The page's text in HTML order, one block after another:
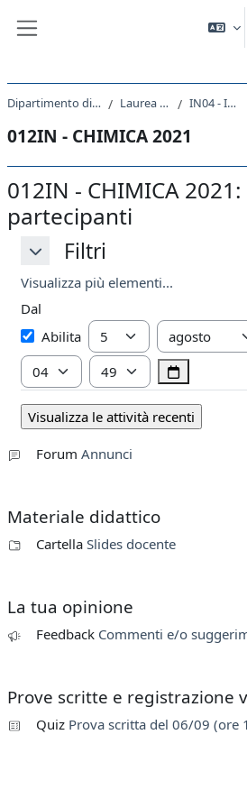
Dipartimento di Ingegneria e Architettura Laurea triennale (DM270) IN04 - INGEGNERIA NAVALE
012IN - CHIMICA 2021
012IN - CHIMICA
partecipanti
Filtri
Filtri Filtri
Visualizza più elementi...
Dal
DalAbilita Giorno Mese
Ora
Minuto
Forum Annunci
Materiale didattico
Cartella Slides docente
La tua opinione
Feedback Commenti e/o
Prove scritte e registrazione
Quiz Prova scritta del 06/09 (ore